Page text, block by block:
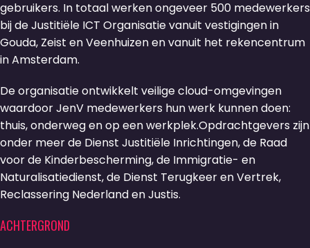
gebruikers. In totaal werken ongeveer 500 medewerkers
bij de Justitiële ICT Organisatie vanuit vestigingen in
Gouda, Zeist en Veenhuizen en vanuit het rekencentrum
in Amsterdam.
De organisatie ontwikkelt veilige cloud-omgevingen
waardoor JenV medewerkers hun werk kunnen doen:
thuis, onderweg en op een werkplek.Opdrachtgevers zijn
onder meer de Dienst Justitiële Inrichtingen, de Raad
voor de Kinderbescherming, de Immigratie- en
Naturalisatiedienst, de Dienst Terugkeer en Vertrek,
Reclassering Nederland en Justis.
ACHTERGROND